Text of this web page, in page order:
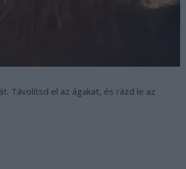
Távolítsd el az ágakat, és rázd le az